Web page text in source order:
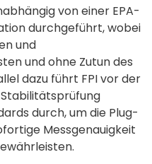
von einer EPA-
durchgeführt, wobei
und
und ohne Zutun des
dazu führt FPI vor der
durch, um die Plug-
Messgenauigkeit